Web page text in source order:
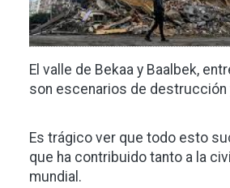
El valle de Bekaa y Baalbek,
son escenarios de destrucción
Es trágico ver que todo esto
que ha contribuido tanto a la
mundial.